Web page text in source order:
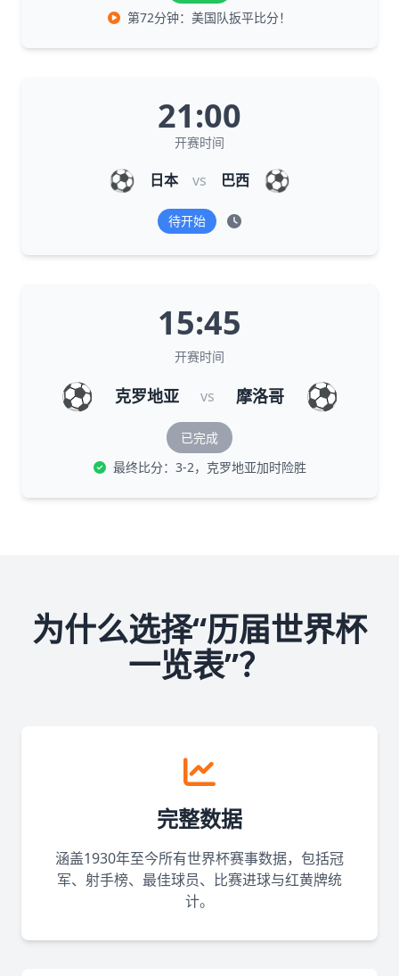
第72分钟：美国队扳平比分！
21:00
开赛时间
⚽ 日本 vs 巴西 ⚽
待开始
15:45
开赛时间
⚽ 克罗地亚 vs 摩洛哥 ⚽
已完成
最终比分：3-2，克罗地亚加时险胜
为什么选择“历届世界杯
一览表”？
完整数据
涵盖1930年至今所有世界杯赛事数据，包括冠
军、射手榜、最佳球员、比赛进球与红黄牌统
计。